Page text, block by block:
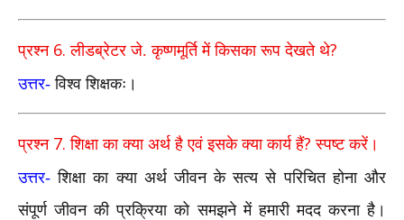
प्रश्न 6.लीडब्रेटर जे. कृष्णमूर्ति में किसका रूप देखते थे?
उत्तर- विश्व शिक्षकः।
प्रश्न 7.शिक्षा का क्या अर्थ है एवं इसके क्या कार्य हैं?स्पष्ट करें।
उत्तर- शिक्षा का क्या अर्थ जीवन के सत्य से परिचित होना और
संपूर्ण जीवन की प्रक्रिया को समझने में हमारी मदद करना है।